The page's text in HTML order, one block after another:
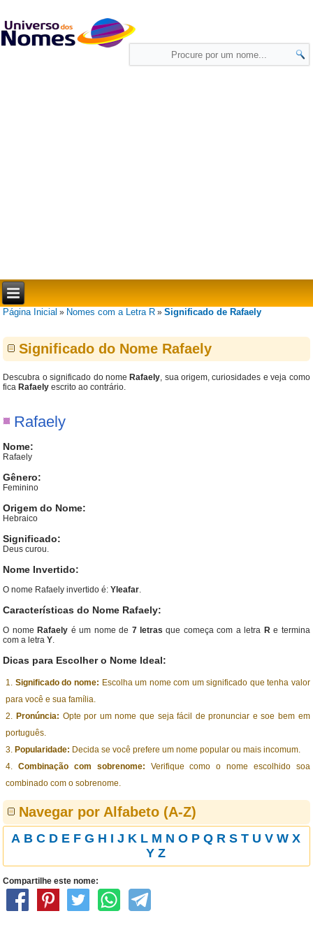
Página Inicial » Nomes com a Letra R »Significado de Rafaely
Significado do Nome Rafaely
Descubra o significado do nome Rafaely, sua origem, curiosidades e veja como
fica Rafaely escrito ao contrário.
Rafaely
Nome:
Rafaely
Gênero:
Feminino
Origem do Nome:
Hebraico
Significado:
Deus curou.
Nome Invertido:
O nome Rafaely invertido é:Yleafar.
Características do Nome Rafaely:
O nome Rafaely é um nome de 7 letras que começa com a letra Re termina
com a letraY.
Dicas para Escolher o Nome Ideal:
Significado do nome: Escolha um nome com um significado que tenha valor
para você e sua família.
Pronúncia: Opte por um nome que seja fácil de pronunciar e soe bem em
português.
Popularidade: Decida se você prefere um nome popular ou mais incomum.
Combinação com sobrenome: Verifique como o nome escolhido soa
combinado com o sobrenome.
Navegar por Alfabeto (A-Z)
A B C D E F G H I J K L M N O P Q R S T U V W X
Y Z
Compartilhe este nome: